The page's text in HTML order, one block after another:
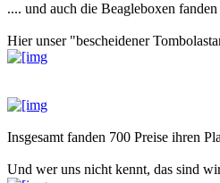
.... und auch die Beagleboxen
Hier unser "bescheidener
Insgesamt fanden 700 Preise ihren
Und wer uns nicht kennt, das sind